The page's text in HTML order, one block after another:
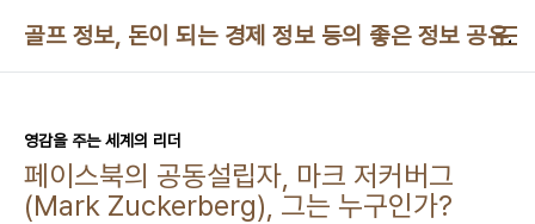
골프 정보, 돈이 되는 경제 정보 등의 좋은 정보 공유
영감을 주는 세계의 리더
페이스북의 공동설립자, 마크 저커버그
(Mark Zuckerberg), 그는 누구인가?